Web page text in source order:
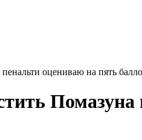
оцениваю на пять
Помазуна